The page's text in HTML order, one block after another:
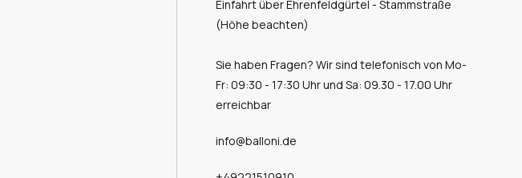
Einfahrt über Ehrenfeldgürtel - Stammstraße
(Höhe beachten)
Sie haben Fragen? Wir sind telefonisch von Mo-
Fr: 09:30 - 17:30 Uhr und Sa: 09.30 - 17.00 Uhr
erreichbar
info@balloni.de